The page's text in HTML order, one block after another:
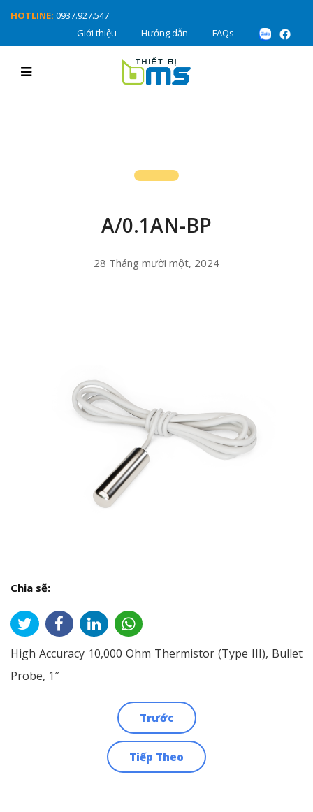
HOTLINE: 0937.927.547
Giới thiệu
Hướng dẫn FAQs
A/0.1AN-BP
28 Tháng mười một, 2024
Chia sẽ:
High Accuracy 10,000 Ohm Thermistor (Type III), Bullet
Probe, 1″
Trước
Tiếp Theo